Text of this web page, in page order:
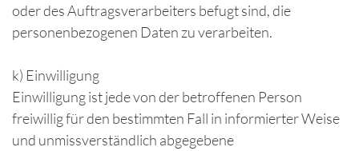
oder des Auftragsverarbeiters befugt sind, die
personenbezogenen Daten zu verarbeiten.
k) Einwilligung
Einwilligung ist jede von der betroffenen Person
freiwillig für den bestimmten Fall in informierter Weise
und unmissverständlich abgegebene